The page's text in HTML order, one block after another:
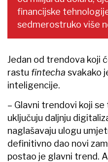
financijske
sedmerostruko više
Jedan od trendova koji
rastu fintecha svakako
inteligencije.
– Glavni trendovi koji
uključuju daljnju
naglašavaju ulogu
definitivno dao novi
postao je glavni trend.